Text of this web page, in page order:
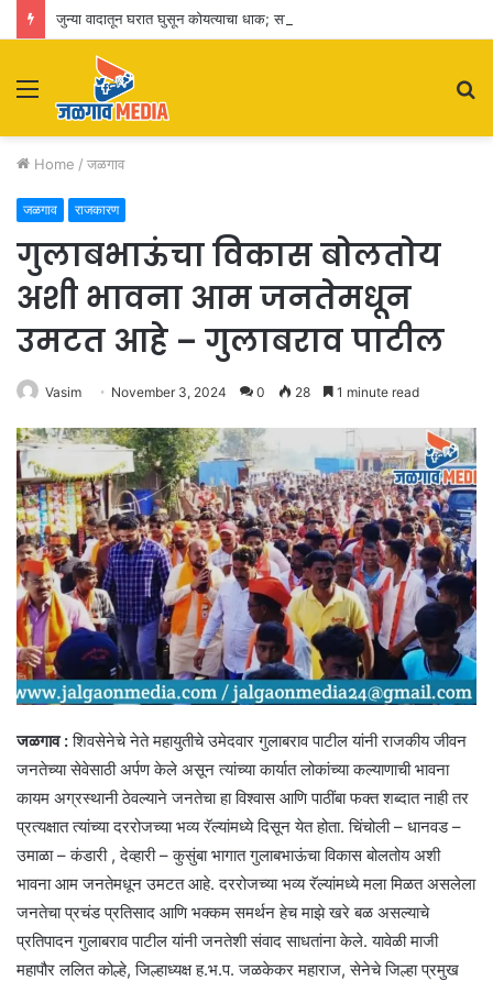
Menu
Home / जळगाव
जळगाव राजकारण
गुलाबभाऊंचा विकास बोलतोय
अशी भावना आम जनतेमधून
उमटत आहे – गुलाबराव पाटील
Vasim November 3, 2024 0 28 1 minute read
जळगाव :शिवसेनेचे नेते महायुतीचे उमेदवार गुलाबराव पाटील यांनी राजकीय जीवन
जनतेच्या सेवेसाठी अर्पण केले असून त्यांच्या कार्यात लोकांच्या कल्याणाची भावना
कायम अग्रस्थानी ठेवल्याने जनतेचा हा विश्वास आणि पाठींबा फक्त शब्दात नाही तर
प्रत्यक्षात त्यांच्या दररोजच्या भव्य रॅल्यांमध्ये दिसून येत होता. चिंचोली – धानवड –
उमाळा – कंडारी , देव्हारी – कुसुंबा भागात गुलाबभाऊंचा विकास बोलतोय अशी
भावना आम जनतेमधून उमटत आहे. दररोजच्या भव्य रॅल्यांमध्ये मला मिळत असलेला
जनतेचा प्रचंड प्रतिसाद आणि भक्कम समर्थन हेच माझे खरे बळ असल्याचे
प्रतिपादन गुलाबराव पाटील यांनी जनतेशी संवाद साधतांना केले. यावेळी माजी
महापौर ललित कोल्हे, जिल्हाध्यक्ष ह.भ.प. जळकेकर महाराज, सेनेचे जिल्हा प्रमुख